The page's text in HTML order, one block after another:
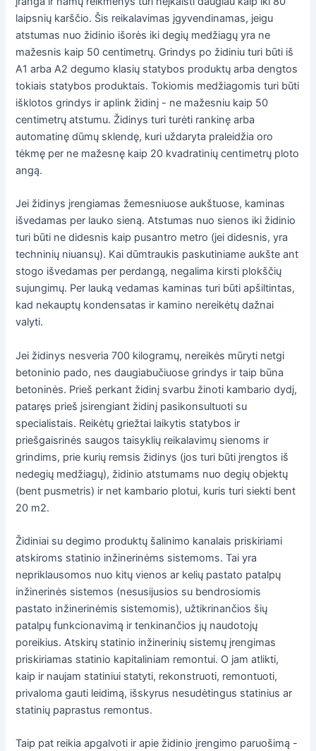
laipsnių karščio. Šis reikalavimas įgyvendinamas, jeigu
atstumas nuo židinio išorės iki degių medžiagų yra ne
mažesnis kaip 50 centimetrų. Grindys po židiniu turi būti iš
A1 arba A2 degumo klasių statybos produktų arba dengtos
tokiais statybos produktais. Tokiomis medžiagomis turi būti
išklotos grindys ir aplink židinį - ne mažesniu kaip 50
centimetrų atstumu. Židinys turi turėti rankinę arba
automatinę dūmų sklendę, kuri uždaryta praleidžia oro
tėkmę per ne mažesnę kaip 20 kvadratinių centimetrų ploto
angą.
Jei židinys įrengiamas žemesniuose aukštuose, kaminas
išvedamas per lauko sieną. Atstumas nuo sienos iki židinio
turi būti ne didesnis kaip pusantro metro (jei didesnis, yra
techninių niuansų). Kai dūmtraukis paskutiniame aukšte ant
stogo išvedamas per perdangą, negalima kirsti plokščių
sujungimų. Per lauką vedamas kaminas turi būti apšiltintas,
kad nekauptų kondensatas ir kamino nereikėtų dažnai
valyti.
Jei židinys nesveria 700 kilogramų, nereikės mūryti netgi
betoninio pado, nes daugiabučiuose grindys ir taip būna
betoninės. Prieš perkant židinį svarbu žinoti kambario dydį,
pataręs prieš įsirengiant židinį pasikonsultuoti su
specialistais. Reikėtų griežtai laikytis statybos ir
priešgaisrinės saugos taisyklių reikalavimų sienoms ir
grindims, prie kurių remsis židinys (jos turi būti įrengtos iš
nedegių medžiagų), židinio atstumams nuo degių objektų
(bent pusmetris) ir net kambario plotui, kuris turi siekti bent
20 m2.
Židiniai su degimo produktų šalinimo kanalais priskiriami
atskiroms statinio inžinerinėms sistemoms. Tai yra
nepriklausomos nuo kitų vienos ar kelių pastato patalpų
inžinerinės sistemos (nesusijusios su bendrosiomis
pastato inžinerinėmis sistemomis), užtikrinančios šių
patalpų funkcionavimą ir tenkinančios jų naudotojų
poreikius. Atskirų statinio inžinerinių sistemų įrengimas
priskiriamas statinio kapitaliniam remontui. O jam atlikti,
kaip ir naujam statiniui statyti, rekonstruoti, remontuoti,
privaloma gauti leidimą, išskyrus nesudėtingus statinius ar
statinių paprastus remontus.
Taip pat reikia apgalvoti ir apie židinio įrengimo paruošimą -